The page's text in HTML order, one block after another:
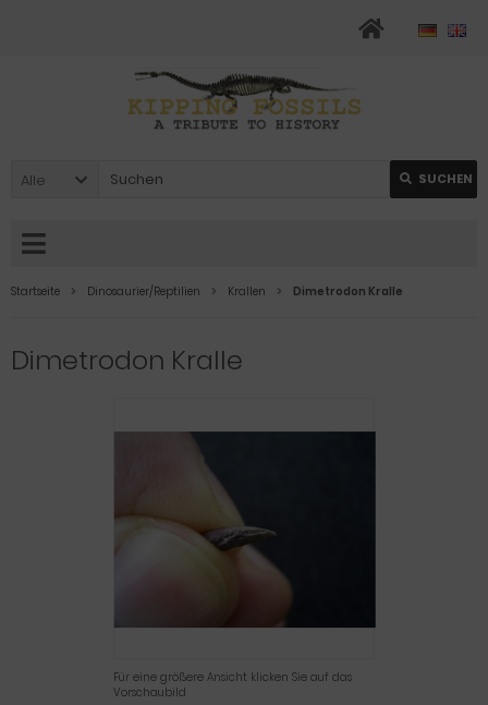
Alle SUCHEN
Startseite Dinosaurier/Reptilien Krallen Dimetrodon Kralle
Dimetrodon Kralle
Für eine größere Ansicht klicken Sie auf das
Vorschaubild